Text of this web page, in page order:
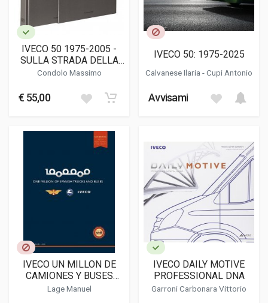
IVECO 50 1975-2005 -
SULLA STRADA DELLA
STORIA
Condolo Massimo
€ 55,00
IVECO 50: 1975-2025
Calvanese Ilaria - Cupi Antonio
Avvisami
IVECO UN MILLON DE
CAMIONES Y BUSES
ESPANOLES (WITH
Lage Manuel
IVECO DAILY MOTIVE
PROFESSIONAL DNA
Garroni Carbonara Vittorio